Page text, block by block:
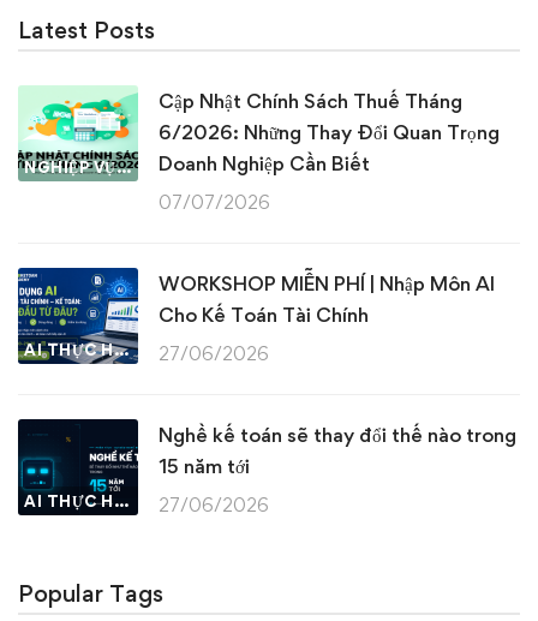
Latest Posts
NGHIỆP VỤ KẾ TOÁN & THUẾ
Cập Nhật Chính Sách Thuế Tháng
6/2026: Những Thay Đổi Quan Trọng
Doanh Nghiệp Cần Biết
07/07/2026
AI THỰC HÀNH
WORKSHOP MIỄN PHÍ | Nhập Môn AI
Cho Kế Toán Tài Chính
27/06/2026
AI THỰC HÀNH
Nghề kế toán sẽ thay đổi thế nào trong
15 năm tới
27/06/2026
Popular Tags